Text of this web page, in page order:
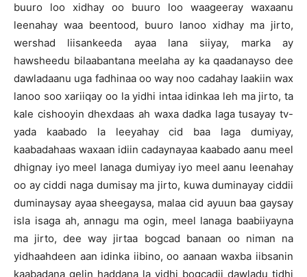
buuro loo xidhay oo buuro loo waageeray waxaanu
leenahay waa beentood, buuro lanoo xidhay ma jirto,
wershad liisankeeda ayaa lana siiyay, marka ay
hawsheedu bilaabantana meelaha ay ka qaadanayso dee
dawladaanu uga fadhinaa oo way noo cadahay laakiin wax
lanoo soo xariiqay oo la yidhi intaa idinkaa leh ma jirto, ta
kale cishooyin dhexdaas ah waxa dadka laga tusayay tv-
yada kaabado la leeyahay cid baa laga dumiyay,
kaabadahaas waxaan idiin cadaynayaa kaabado aanu meel
dhignay iyo meel lanaga dumiyay iyo meel aanu leenahay
oo ay ciddi naga dumisay ma jirto, kuwa duminayay ciddii
duminaysay ayaa sheegaysa, malaa cid ayuun baa gaysay
isla isaga ah, annagu ma ogin, meel lanaga baabiiyayna
ma jirto, dee way jirtaa bogcad banaan oo niman na
yidhaahdeen aan idinka iibino, oo aanaan waxba iibsanin
kaabadana gelin haddana la yidhi bogcadii dawladu tidhi